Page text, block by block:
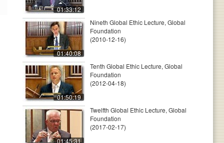
01:33:12
01:40:08
Nineth Global Ethic Lecture, Global
Foundation
(2010-12-16)
01:50:19
Tenth Global Ethic Lecture, Global
Foundation
(2012-04-18)
01:45:31
Twelfth Global Ethic Lecture, Global
Foundation
(2017-02-17)